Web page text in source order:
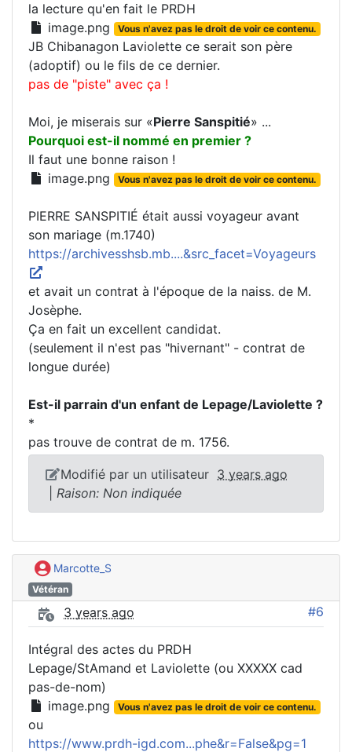
la lecture qu'en fait le PRDH
image.png
Vous n'avez pas le droit de voir ce contenu.
JB Chibanagon Laviolette ce serait son père
(adoptif) ou le fils de ce dernier.
pas de "piste" avec ça !
Moi, je miserais sur «Pierre Sanspitié» ...
Pourquoi est-il nommé en premier ?
Il faut une bonne raison !
image.png
Vous n'avez pas le droit de voir ce contenu.
PIERRE SANSPITIÉ était aussi voyageur avant
son mariage (m.1740)
https://archivesshsb.mb....&src_facet=Voyageurs
et avait un contrat à l'époque de la naiss. de M.
Josèphe.
Ça en fait un excellent candidat.
(seulement il n'est pas "hivernant" - contrat de
longue durée)
Est-il parrain d'un enfant de Lepage/Laviolette ?
*
pas trouve de contrat de m. 1756.
Modifié par un utilisateur 3 years ago
Raison: Non indiquée
Marcotte_S
Vétéran
3 years ago #6
Intégral des actes du PRDH
Lepage/StAmand et Laviolette (ou XXXXX cad
pas-de-nom)
image.png
Vous n'avez pas le droit de voir ce contenu.
ou
https://www.prdh-igd.com...phe&r=False&pg=1